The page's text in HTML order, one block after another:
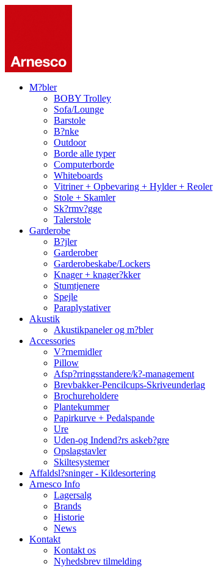
M?bler
BOBY Trolley
Sofa/Lounge
Barstole
B?nke
Outdoor
Borde alle typer
Computerborde
Whiteboards
Vitriner + Opbevaring + Hylder + Reoler
Stole + Skamler
Sk?rmv?gge
Talerstole
Garderobe
B?jler
Garderober
Garderobeskabe/Lockers
Knager + knager?kker
Stumtjenere
Spejle
Paraplystativer
Akustik
Akustikpaneler og m?bler
Accessories
V?rnemidler
Pillow
Afsp?rringsstandere/k?-management
Brevbakker-Pencilcups-Skriveunderlag
Brochureholdere
Plantekummer
Papirkurve + Pedalspande
Ure
Uden-og Indend?rs askeb?gre
Opslagstavler
Skiltesystemer
Affaldsl?sninger - Kildesortering
Arnesco Info
Lagersalg
Brands
Historie
News
Kontakt
Kontakt os
Nyhedsbrev tilmelding